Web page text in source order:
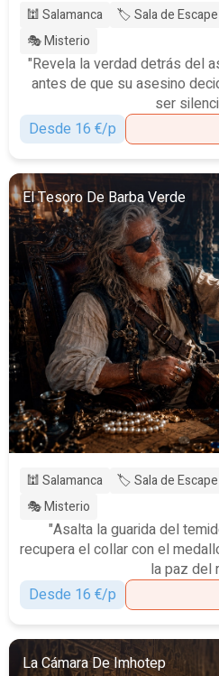
🕍 Salamanca 🏷️ Sala de Escape
🎭 Misterio
"Revela la verdad detrás del
antes de que su asesino
ser
Desde 16 €/p
El Tesoro De Barba Verde
🕍 Salamanca 🏷️ Sala de Escape
🎭 Misterio
"Asalta la guarida del
recupera el collar con el
la paz del
Desde 16 €/p
La Cámara De Imhotep